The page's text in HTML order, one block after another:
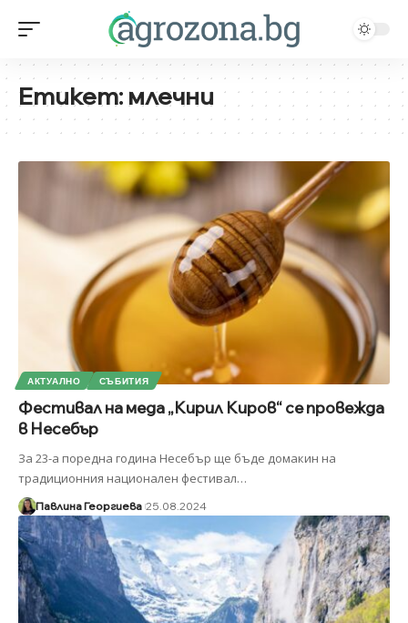
Етикет:млечни
АКТУАЛНО СЪБИТИЯ
Фестивал на меда „Кирил Киров“ се провежда
в Несебър
За 23-а поредна година Несебър ще бъде домакин на
традиционния национален фестивал…
Павлина Георгиева 25.08.2024